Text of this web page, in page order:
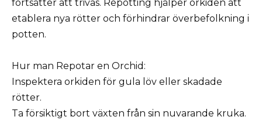
fortsätter att trivas. Repotting hjälper orkiden att
etablera nya rötter och förhindrar överbefolkning i
potten.
Hur man Repotar en Orchid:
Inspektera orkiden för gula löv eller skadade
rötter.
Ta försiktigt bort växten från sin nuvarande kruka.